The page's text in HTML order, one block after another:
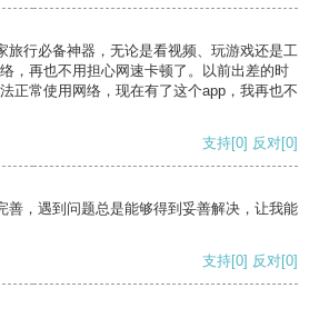
旅行必备神器，无论是看视频、玩游戏还是工
，再也不用担心网速卡顿了。以前出差的时
正常使用网络，现在有了这个app，我再也不
支持[0] 反对[0]
善，遇到问题总是能够得到妥善解决，让我能
支持[0] 反对[0]